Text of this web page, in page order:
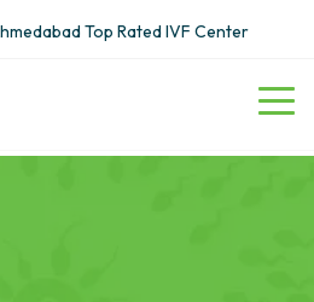
Top Rated IVF Center